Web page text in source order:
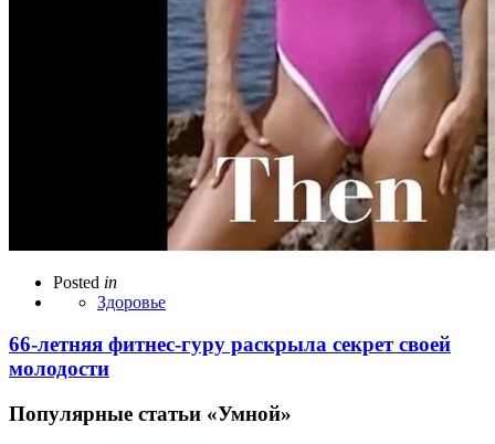
Posted in
Здоровье
66-летняя фитнес-гуру раскрыла секрет своей
молодости
Популярные статьи «Умной»